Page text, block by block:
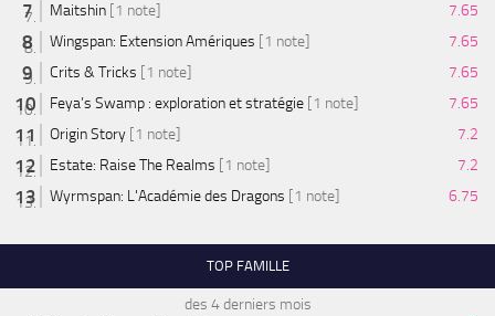
Maitshin [1 note]
7.65
Wingspan: Extension Amériques [1 note]
7.65
Crits & Tricks [1 note]
7.65
Feya’s Swamp : exploration et stratégie [1 note]
7.65
Origin Story [1 note]
7.2
Estate: Raise The Realms [1 note]
7.2
Wyrmspan: L'Académie des Dragons [1 note] 6.75
TOP FAMILLE
des 4 derniers mois